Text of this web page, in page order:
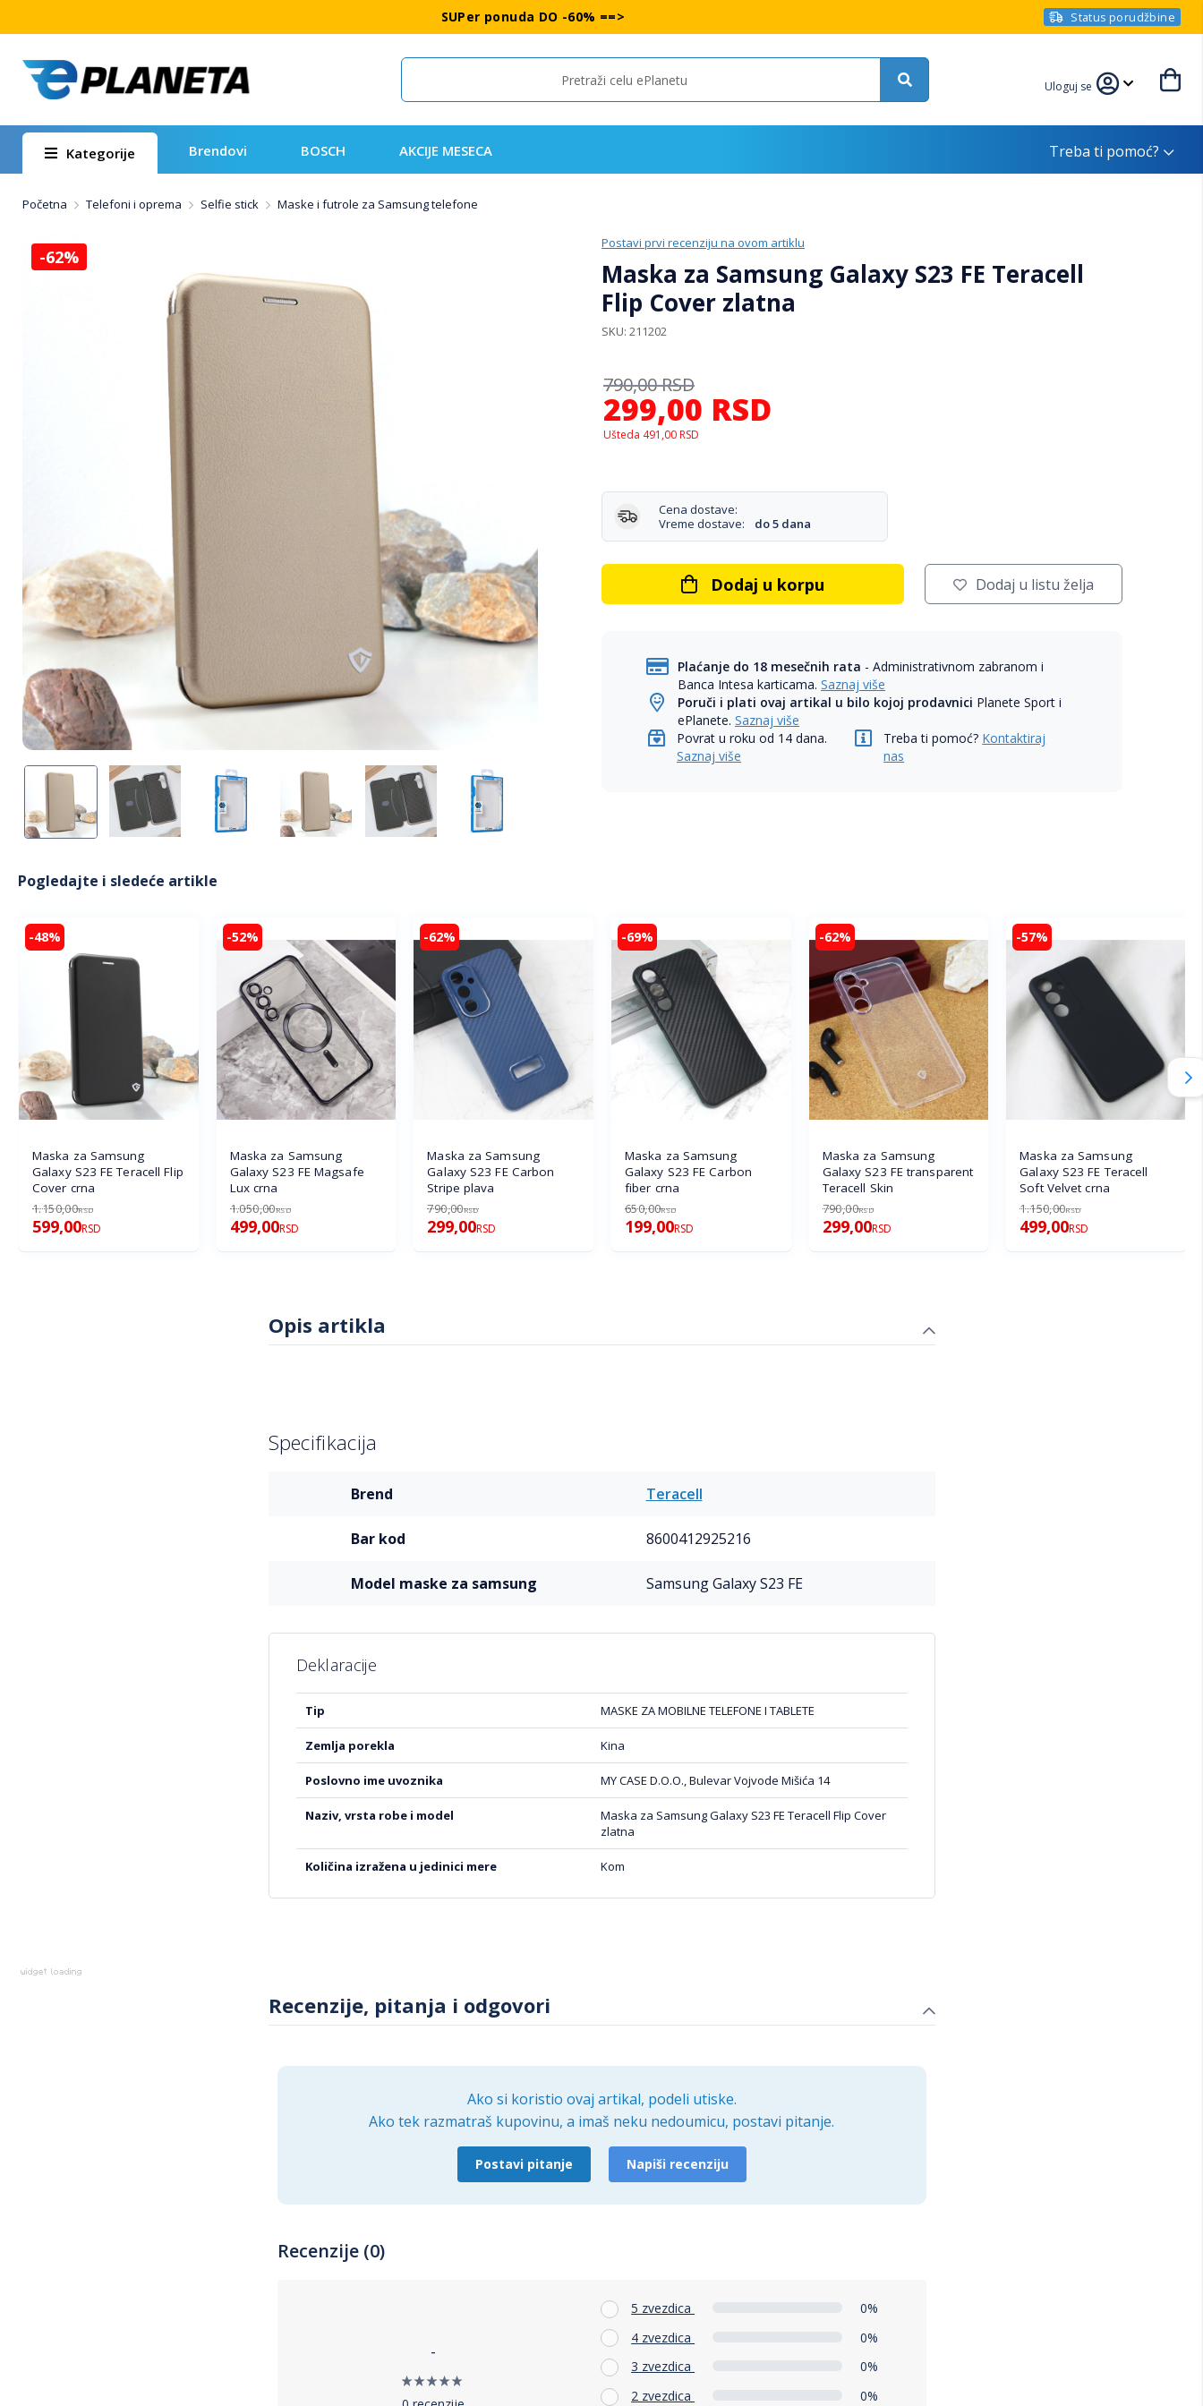
SUPer ponuda DO -60% ==> Status porudžbine
Search Uloguj se
Kategorije Brendovi BOSCH AKCIJE MESECA Treba ti pomoć?
Početna Telefoni i oprema Selfie stick Maske i futrole za Samsung telefone
Postavi prvi recenziju na ovom artiklu
Maska za Samsung Galaxy S23 FE Teracell
Flip Cover zlatna
SKU 211202
299,00 RSD
790,00RSD
Ušteda 491,00 RSD
Cena dostave:
Vreme dostave:
do 5 dana
Dodaj u korpu Dodaj u listu želja
Plaćanje do 18 mesečnih rata - Administrativnom zabranom i
Banca Intesa karticama.Saznaj više
Poruči i plati ovaj artikal u bilo kojoj prodavnici Planete Sport i
ePlanete.Saznaj više
Povrat u roku od 14 dana.
Saznaj više
Treba ti pomoć? Kontaktiraj
nas
-62%
Pogledajte i sledeće artikle
-48%
Maska za Samsung
Galaxy S23 FE Teracell Flip
Cover crna
1.150,00RSD
599,00RSD
-52%
Maska za Samsung
Galaxy S23 FE Magsafe
Lux crna
1.050,00RSD
499,00RSD
-62%
Maska za Samsung
Galaxy S23 FE Carbon
Stripe plava
790,00RSD
299,00RSD
-69%
Maska za Samsung
Galaxy S23 FE Carbon
fiber crna
650,00RSD
199,00RSD
-62%
Maska za Samsung
Galaxy S23 FE transparent
Teracell Skin
790,00RSD
299,00RSD
-57%
Maska za Samsung
Galaxy S23 FE Teracell
Soft Velvet crna
1.150,00RSD
499,00RSD
Opis artikla
Specifikacija
brend Teracell
bar kod 8600412925216
model maske za samsung Samsung Galaxy S23 FE
Deklaracije
Više
informacija
tip MASKE ZA MOBILNE TELEFONE I TABLETE
zemlja porekla Kina
poslovno ime uvoznika MY CASE D.O.O., Bulevar Vojvode Mišića 14
naziv, vrsta robe i model
Maska za Samsung Galaxy S23 FE Teracell Flip Cover
zlatna
količina izražena u jedinici mere Kom
Recenzije, pitanja i odgovori
Ako si koristio ovaj artikal, podeli utiske.
Ako tek razmatraš kupovinu, a imaš neku nedoumicu, postavi pitanje.
Postavi pitanje Napiši recenziju
Recenzije (0)
-
5 zvezdica
0%
4 zvezdica
0%
3 zvezdica
0%
2 zvezdica
0%